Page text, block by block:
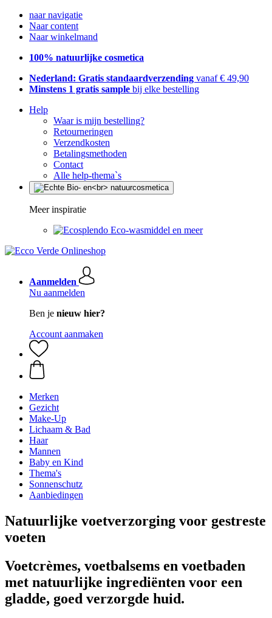
naar navigatie
Naar content
Naar winkelmand
100% natuurlijke cosmetica
Nederland: Gratis standaardverzending vanaf € 49,90
Minstens 1 gratis sample bij elke bestelling
Help
Waar is mijn bestelling?
Retourneringen
Verzendkosten
Betalingsmethoden
Contact
Alle help-thema`s
Meer inspiratie
Eco-wasmiddel en meer
Aanmelden
Nu aanmelden
Ben je nieuw hier?
Account aanmaken
Merken
Gezicht
Make-Up
Lichaam & Bad
Haar
Mannen
Baby en Kind
Thema's
Sonnenschutz
Aanbiedingen
Natuurlijke voetverzorging voor gestreste
voeten
Voetcrèmes, voetbalsems en voetbaden
met natuurlijke ingrediënten voor een
gladde, goed verzorgde huid.